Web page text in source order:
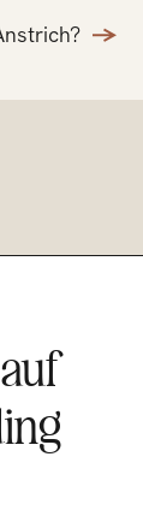
->